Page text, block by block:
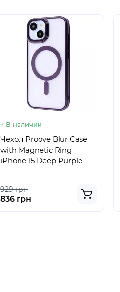
В наличии
Чехол Proove Blur Case
with Magnetic Ring
iPhone 15 Deep Purple
929 грн
836 грн